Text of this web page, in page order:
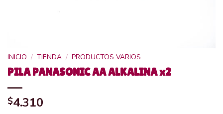
INICIO / TIENDA / PRODUCTOS VARIOS
PILA PANASONIC AA ALKALINA x2
$4.310